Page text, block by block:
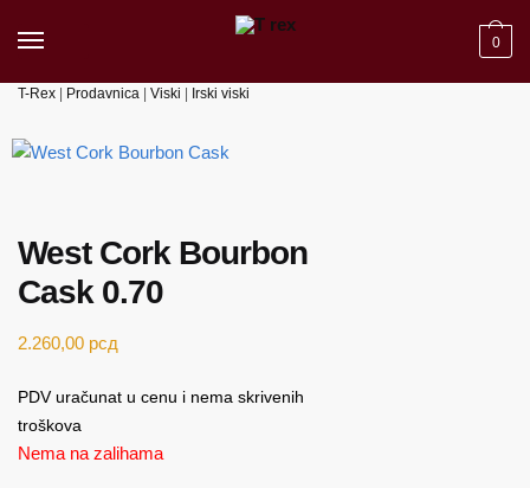
0
T-Rex Prodavnica Viski Irski viski
West Cork Bourbon
Cask 0.70
2.260,00 рсд
PDV uračunat u cenu i nema skrivenih
troškova
Nema na zalihama